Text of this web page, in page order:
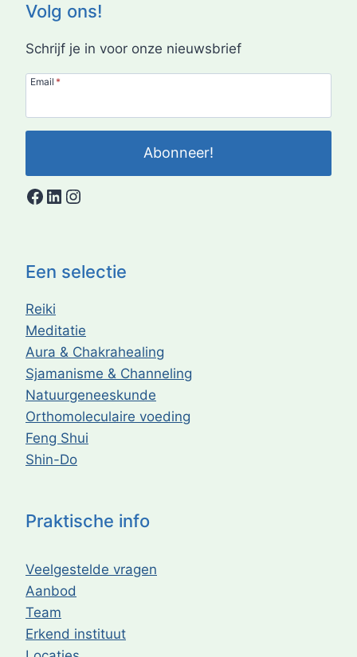
Praktische info
Veelgestelde vragen
Aanbod
Team
Erkend instituut
Een selectie
Reiki
Meditatie
Aura & Chakrahealing
Sjamanisme & Channeling
Natuurgeneeskunde
Orthomoleculaire voeding
Feng Shui
Shin-Do
Volg ons!
Schrijf je in voor onze nieuwsbrief
Email *
Abonneer!
Facebook
LinkedIn
Instagram